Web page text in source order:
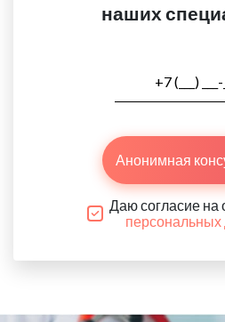
наших
Анонимная
Даю согласие на